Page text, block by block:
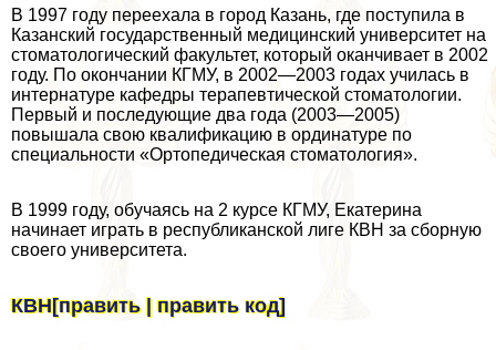
В 1997 году переехала в город Казань, где поступила в
Казанский государственный медицинский университет на
стоматологический факультет, который оканчивает в 2002
году. По окончании КГМУ, в 2002—2003 годах училась в
интернатуре кафедры терапевтической стоматологии.
Первый и последующие два года (2003—2005)
повышала свою квалификацию в ординатуре по
специальности «Ортопедическая стоматология».
В 1999 году, обучаясь на 2 курсе КГМУ, Екатерина
начинает играть в республиканской лиге КВН за сборную
своего университета.
КВН[править | править код]